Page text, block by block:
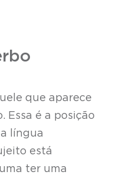
que aparece
Essa é a posição
língua
está
ter uma